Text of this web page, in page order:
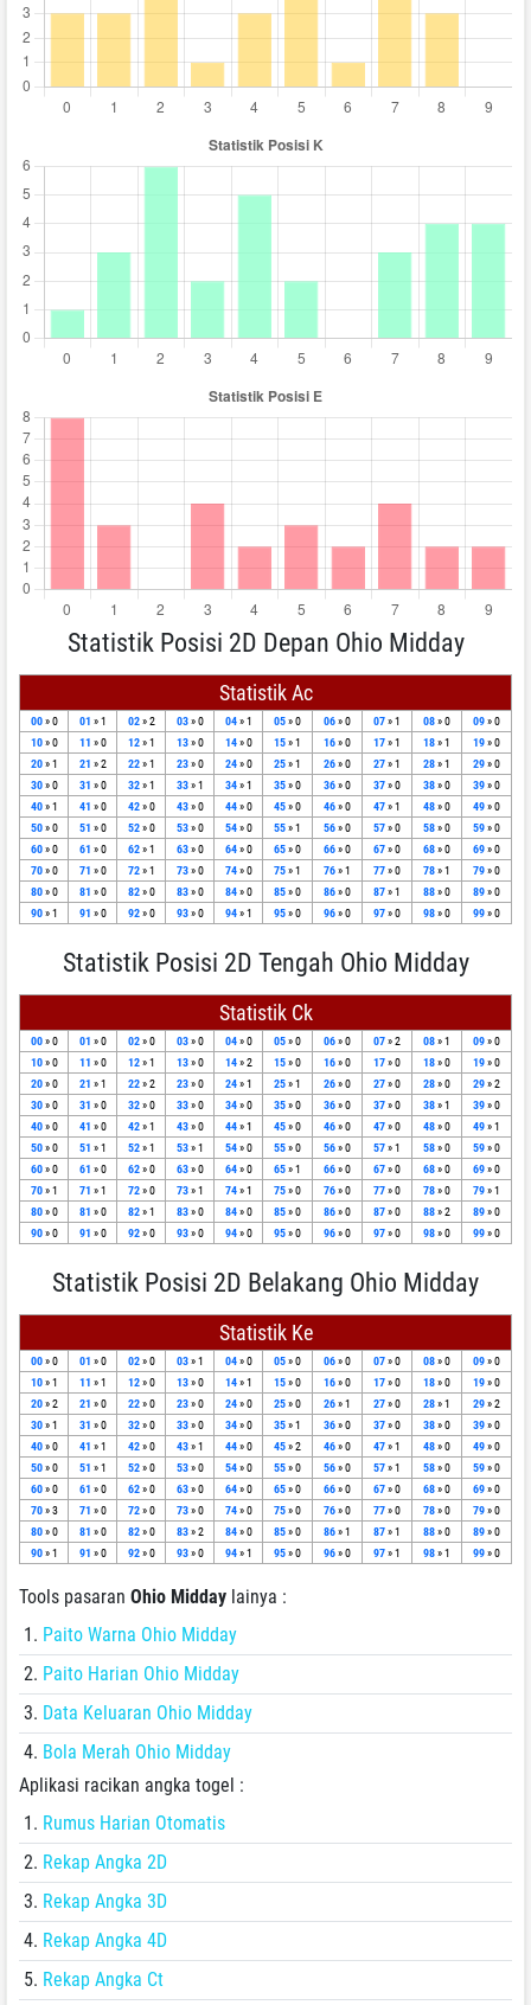
Statistik Posisi 2D Depan Ohio Midday
Statistik Ac
00» 0 01 » 1 02» 2 03» 0 04» 1 05» 0 06» 0 07» 1 08» 0 09» 0
10» 0 11 » 0 12» 1 13» 0 14» 0 15» 1 16» 0 17» 1 18» 1 19» 0
20» 1 21 » 2 22» 1 23» 0 24» 0 25» 1 26» 0 27» 1 28» 1 29» 0
30» 0 31 » 0 32» 1 33» 1 34» 1 35» 0 36» 0 37» 0 38» 0 39» 0
40» 1 41 » 0 42» 0 43» 0 44» 0 45» 0 46» 0 47» 1 48» 0 49» 0
50» 0 51 » 0 52» 0 53» 0 54» 0 55» 1 56» 0 57» 0 58» 0 59» 0
60» 0 61 » 0 62» 1 63» 0 64» 0 65» 0 66» 0 67» 0 68» 0 69» 0
70» 0 71 » 0 72» 1 73» 0 74» 0 75» 1 76» 1 77» 0 78» 1 79» 0
80» 0 81 » 0 82» 0 83» 0 84» 0 85» 0 86» 0 87» 1 88» 0 89» 0
90» 1 91 » 0 92» 0 93» 0 94» 1 95» 0 96» 0 97» 0 98» 0 99» 0
Statistik Posisi 2D Tengah Ohio Midday
Statistik Ck
00» 0 01 » 0 02» 0 03» 0 04» 0 05» 0 06» 0 07» 2 08» 1 09» 0
10» 0 11 » 0 12» 1 13» 0 14» 2 15» 0 16» 0 17» 0 18» 0 19» 0
20» 0 21 » 1 22» 2 23» 0 24» 1 25» 1 26» 0 27» 0 28» 0 29» 2
30» 0 31 » 0 32» 0 33» 0 34» 0 35» 0 36» 0 37» 0 38» 1 39» 0
40» 0 41 » 0 42» 1 43» 0 44» 1 45» 0 46» 0 47» 0 48» 0 49» 1
50» 0 51 » 1 52» 1 53» 1 54» 0 55» 0 56» 0 57» 1 58» 0 59» 0
60» 0 61 » 0 62» 0 63» 0 64» 0 65» 1 66» 0 67» 0 68» 0 69» 0
70» 1 71 » 1 72» 0 73» 1 74» 1 75» 0 76» 0 77» 0 78» 0 79» 1
80» 0 81 » 0 82» 1 83» 0 84» 0 85» 0 86» 0 87» 0 88» 2 89» 0
90» 0 91 » 0 92» 0 93» 0 94» 0 95» 0 96» 0 97» 0 98» 0 99» 0
Statistik Posisi 2D Belakang Ohio Midday
Statistik Ke
00» 0 01 » 0 02» 0 03» 1 04» 0 05» 0 06» 0 07» 0 08» 0 09» 0
10» 1 11 » 1 12» 0 13» 0 14» 1 15» 0 16» 0 17» 0 18» 0 19» 0
20» 2 21 » 0 22» 0 23» 0 24» 0 25» 0 26» 1 27» 0 28» 1 29» 2
30» 1 31 » 0 32» 0 33» 0 34» 0 35» 1 36» 0 37» 0 38» 0 39» 0
40» 0 41 » 1 42» 0 43» 1 44» 0 45» 2 46» 0 47» 1 48» 0 49» 0
50» 0 51 » 1 52» 0 53» 0 54» 0 55» 0 56» 0 57» 1 58» 0 59» 0
60» 0 61 » 0 62» 0 63» 0 64» 0 65» 0 66» 0 67» 0 68» 0 69» 0
70» 3 71 » 0 72» 0 73» 0 74» 0 75» 0 76» 0 77» 0 78» 0 79» 0
80» 0 81 » 0 82» 0 83» 2 84» 0 85» 0 86» 1 87» 1 88» 0 89» 0
90» 1 91 » 0 92» 0 93» 0 94» 1 95» 0 96» 0 97» 1 98» 1 99» 0
Tools pasaran Ohio Midday lainya :
Paito Warna Ohio Midday
Paito Harian Ohio Midday
Data Keluaran Ohio Midday
Bola Merah Ohio Midday
Aplikasi racikan angka togel :
Rumus Harian Otomatis
Rekap Angka 2D
Rekap Angka 3D
Rekap Angka 4D
Rekap Angka Ct